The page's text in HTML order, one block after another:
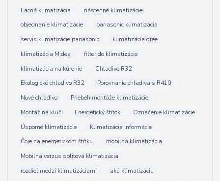
Lacná klimatizácia
nástenné klimatizácie
objednanie klimatizácie
panasonic klimatizácia
servis klimatizácie panasonic
klimatizácia gree
klimatizácia Midea
filter do klimatizácie
klimatizácia na kúrenie
Chladivo R32
Ekologické chladivo R32
Porovnanie chladiva s R410
Nové chladivo
Priebeh montáže klimatizácie
Montáž na klúč
Energetický štítok
Označenie klimatizácie
Úsporné klimatizácie
Klimatizácia Informácie
Čoje na energetickom štítku
mobilná klimatizácia
Mobilná verzus splitová klimatizácia
rozdiel medzi klimatizáciami
akú klimatizáciu